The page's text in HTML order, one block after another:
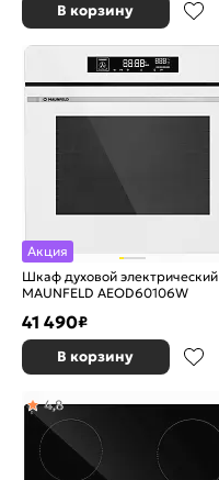
В корзину
Акция
Шкаф духовой электрический
MAUNFELD AEOD60106W
41 490₽
В корзину
4,8